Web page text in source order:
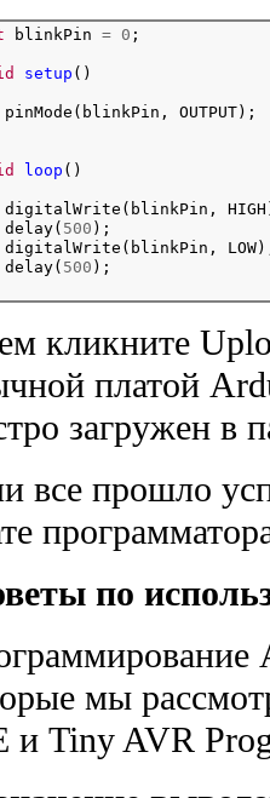
blinkPin = 0 ;
setup ()
pinMode(blinkPin, OUTPUT);
loop ()
digitalWrite(blinkPin,
delay(
500 );
digitalWrite(blinkPin,
delay(
500 );
кликните
платой
загружен в
все прошло
по
мы
и Tiny AVR